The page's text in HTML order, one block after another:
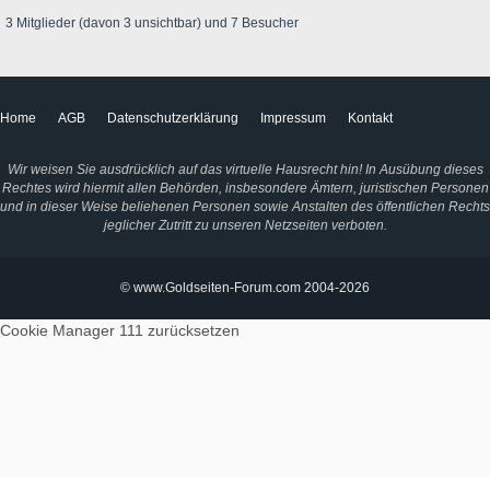
3 Mitglieder (davon 3 unsichtbar) und 7 Besucher
Home AGB Datenschutzerklärung Impressum Kontakt
Wir weisen Sie ausdrücklich auf das virtuelle Hausrecht hin! In Ausübung dieses
Rechtes wird hiermit allen Behörden, insbesondere Ämtern, juristischen Personen
und in dieser Weise beliehenen Personen sowie Anstalten des öffentlichen Rechts
jeglicher Zutritt zu unseren Netzseiten verboten.
© www.Goldseiten-Forum.com 2004-2026
Cookie Manager 111 zurücksetzen